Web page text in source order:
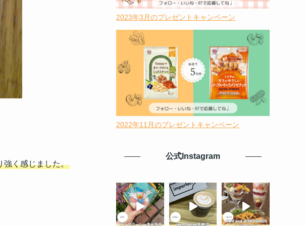
強く感じました。
2023年3月のプレゼントキャンペーン
2022年11月のプレゼントキャンペーン
公式Instagram